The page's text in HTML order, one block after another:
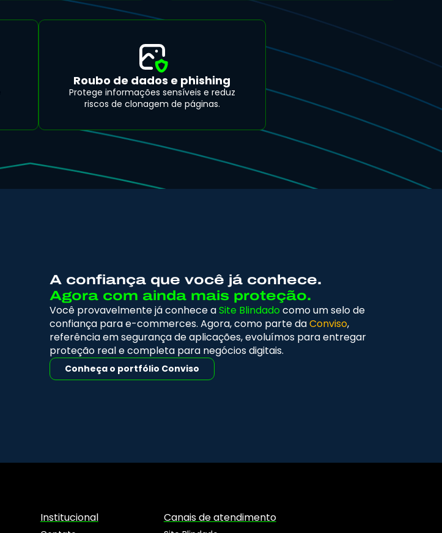
Roubo de dados e phishing
Protege informações sensíveis e reduz
riscos de clonagem de páginas.
A confiança que você já conhece.
Agora com ainda mais proteção.
Você provavelmente já conhece aSite Blindado como um selo de
confiança para e-commerces. Agora, como parte daConviso,
referência em segurança de aplicações, evoluímos para entregar
proteção real e completa para negócios digitais.
Conheça o portfólio Conviso
Institucional Canais de atendimento